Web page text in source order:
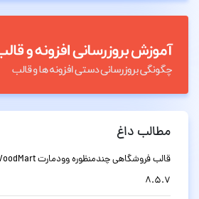
مطالب داغ
8.5.7